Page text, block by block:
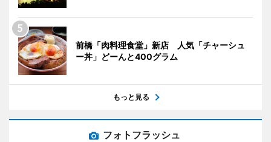
前橋「肉料理食堂」新店 人気「チャーシュ
ー丼」どーんと400グラム
もっと見る
フォトフラッシュ